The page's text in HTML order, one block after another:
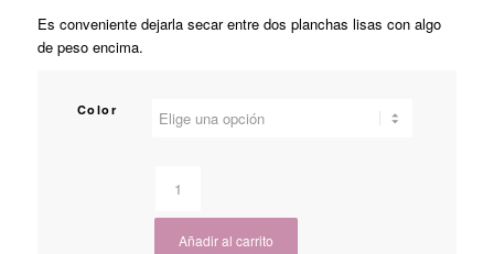
Es conveniente dejarla secar entre dos planchas lisas con algo
de peso encima.
Color
Añadir al carrito